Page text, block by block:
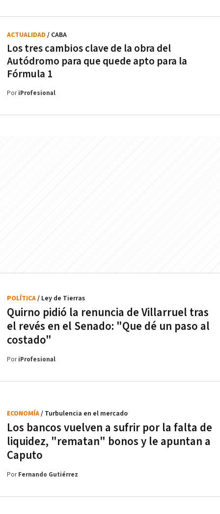
Los tres cambios clave de la obra del
Autódromo para que quede apto para la
Fórmula 1
ACTUALIDAD / CABA
PoriProfesional
Quirno pidió la renuncia de Villarruel tras
el revés en el Senado: "Que dé un paso al
costado"
POLÍTICA/ Ley de Tierras
PoriProfesional
Los bancos vuelven a sufrir por la falta de
liquidez, "rematan" bonos y le apuntan a
Caputo
ECONOMÍA/ Turbulencia en el mercado
PorFernando Gutiérrez